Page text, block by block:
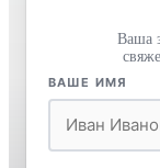
Ваша
ВАШЕ ИМЯ